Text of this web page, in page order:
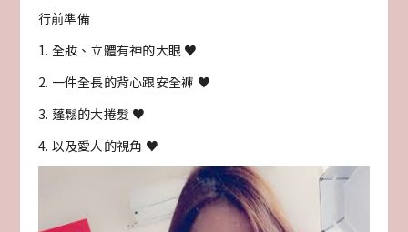
行前準備
1. 全妝、立體有神的大眼 ♥
2. 一件全長的背心跟安全褲 ♥
3. 蓬鬆的大捲髮 ♥
4. 以及愛人的視角 ♥